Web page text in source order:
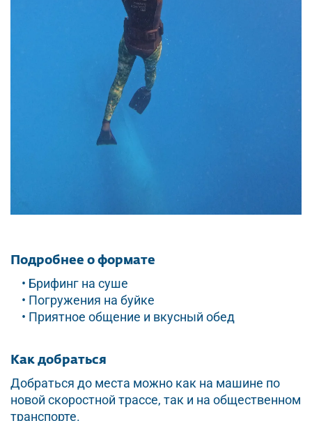
Подробнее о формате
• Брифинг на суше
• Погружения на буйке
• Приятное общение и вкусный обед
Как добраться
Добраться до места можно как на машине по
новой скоростной трассе, так и на общественном
транспорте.